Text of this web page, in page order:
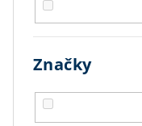
Značky